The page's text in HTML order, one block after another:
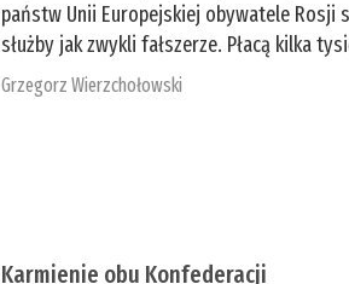
państw Unii Europejskiej obywatele Rosji
służby jak zwykli fałszerze. Płacą kilka
Grzegorz Wierzchołowski
Karmienie obu Konfederacji